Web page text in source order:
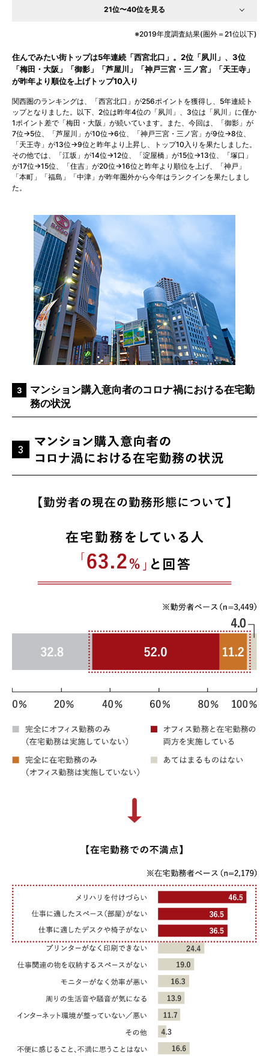
21位〜40位を見る
2019年度調査結果(圏外＝21位以下)
住んでみたい街トップは5年連続「西宮北口」。2位「夙川」、3位
「梅田・大阪」「御影」「芦屋川」「神戸三宮・三ノ宮」「天王寺」
が昨年より順位を上げトップ10入り
関西圏のランキングは、「西宮北口」が256ポイントを獲得し、5年連続ト
ップとなりました。以下、2位は昨年4位の「夙川」、3位は「夙川」に僅か
1ポイント差で「梅田・大阪」が続いています。また、今回は、「御影」が
7位→5位、「芦屋川」が10位→6位、「神戸三宮・三ノ宮」が9位→8位、
「天王寺」が13位→9位と昨年より上昇し、トップ10入りを果たしました。
その他では、「江坂」が14位→12位、「淀屋橋」が15位→13位、「塚口」
が17位→15位、「住吉」が20位→16位と昨年より順位を上げ、「神戸」
「本町」「福島」「中津」が昨年圏外から今年はランクインを果たしまし
た。
3
マンション購入意向者のコロナ禍における在宅勤
務の状況